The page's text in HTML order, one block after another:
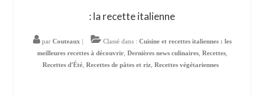
: la recette italienne
par Couteaux Classé dans : Cuisine et recettes italiennes : les
meilleures recettes à découvrir, Dernières news culinaires, Recettes,
Recettes d'Été Recettes de pâtes et riz Recettes végétariennes